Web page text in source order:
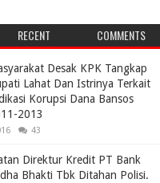
RECENT COMMENTS
Desak KPK Tangkap
Lahat Dan Istrinya Terkait
Korupsi Dana Bansos
2013
43
Direktur Kredit PT Bank
Bhakti Tbk Ditahan Polisi.